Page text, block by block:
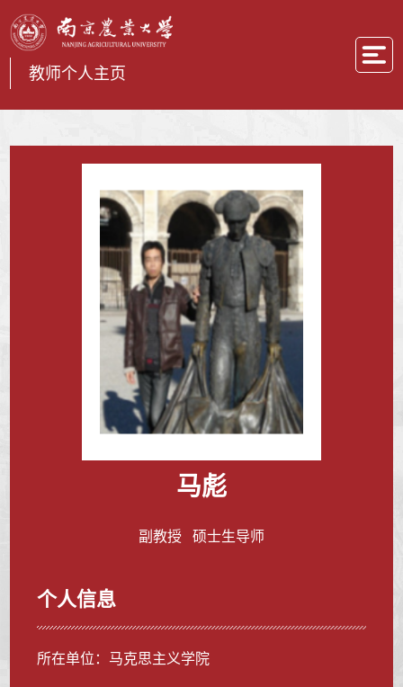
教师个人主页
马彪
副教授 硕士生导师
个人信息
所在单位：马克思主义学院